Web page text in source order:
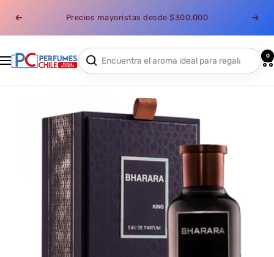
contenido
Anterior
Precios mayoristas desde $300.000
Navigación
Perfumes
0